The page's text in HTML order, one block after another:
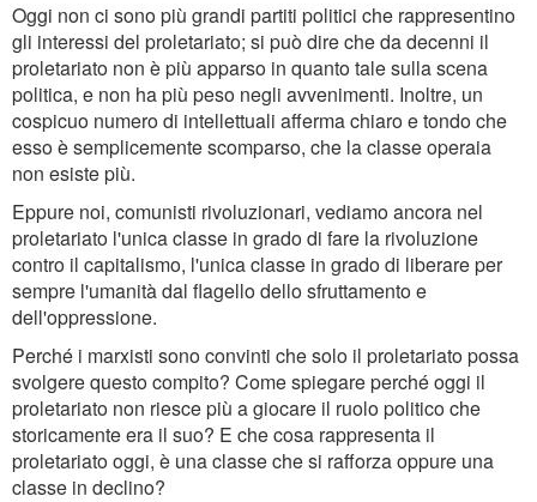
Oggi non ci sono più grandi partiti politici che rappresentino
gli interessi del proletariato; si può dire che da decenni il
proletariato non è più apparso in quanto tale sulla scena
politica, e non ha più peso negli avvenimenti. Inoltre, un
cospicuo numero di intellettuali afferma chiaro e tondo che
esso è semplicemente scomparso, che la classe operaia
non esiste più.
Eppure noi, comunisti rivoluzionari, vediamo ancora nel
proletariato l'unica classe in grado di fare la rivoluzione
contro il capitalismo, l'unica classe in grado di liberare per
sempre l'umanità dal flagello dello sfruttamento e
dell'oppressione.
Perché i marxisti sono convinti che solo il proletariato possa
svolgere questo compito? Come spiegare perché oggi il
proletariato non riesce più a giocare il ruolo politico che
storicamente era il suo? E che cosa rappresenta il
proletariato oggi, è una classe che si rafforza oppure una
classe in declino?